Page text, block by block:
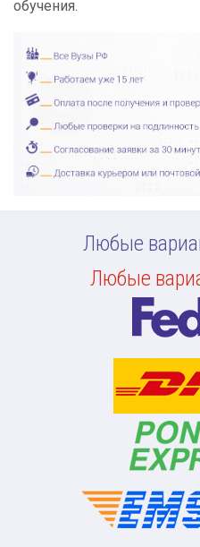
обучения.
Любые
Любые